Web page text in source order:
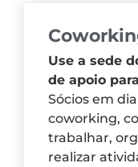
Use a sede
de apoio
Sócios em
coworking,
trabalhar,
realizar